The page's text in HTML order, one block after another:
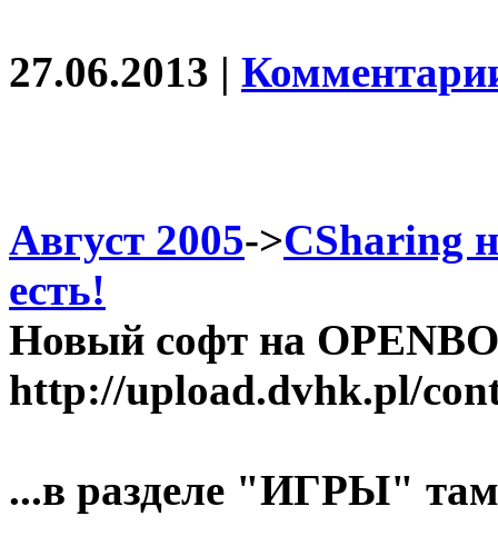
27.06.2013 |
Август 2005->CSharing
есть!
Новый софт на
http://upload.dvhk.pl/
...в разделе "ИГРЫ" там